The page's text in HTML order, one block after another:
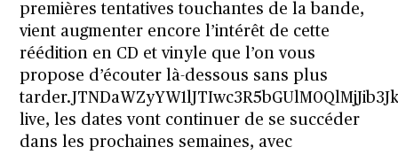
premières tentatives touchantes de la bande,
vient augmenter encore l’intérêt de cette
réédition en CD et vinyle que l’on vous
propose d’écouter là-dessous sans plus
live, les dates vont continuer de se succéder
dans les prochaines semaines, avec